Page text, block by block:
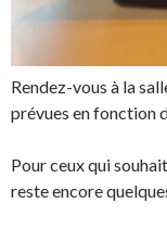
Rendez-vous à la
prévues en fonction
Pour ceux qui
reste encore